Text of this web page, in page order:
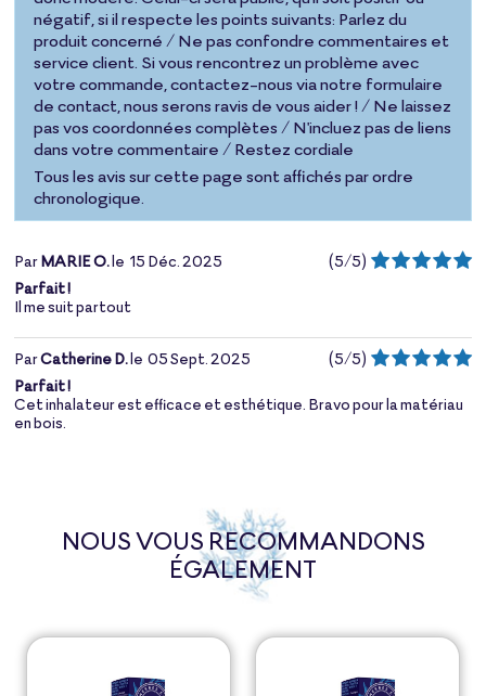
négatif, si il respecte les points suivants: Parlez du
produit concerné / Ne pas confondre commentaires et
service client. Si vous rencontrez un problème avec
votre commande, contactez-nous via notre formulaire
de contact, nous serons ravis de vous aider ! / Ne laissez
pas vos coordonnées complètes / N'incluez pas de liens
dans votre commentaire / Restez cordiale
Tous les avis sur cette page sont affichés par ordre
chronologique.
ParMARIE O.le 15 Déc. 2025 (5/5)
Parfait !
Il me suit partout
ParCatherine D.le 05 Sept. 2025 (5/5)
Parfait !
Cet inhalateur est efficace et esthétique. Bravo pour la matériau
en bois.
NOUS VOUS RECOMMANDONS
ÉGALEMENT